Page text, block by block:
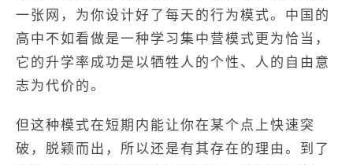
一张网，为你设计好了每天的行为模式。中国的
高中不如看做是一种学习集中营模式更为恰当，
它的升学率成功是以牺牲人的个性、人的自由意
志为代价的。
但这种模式在短期内能让你在某个点上快速突
破，脱颖而出，所以还是有其存在的理由。到了